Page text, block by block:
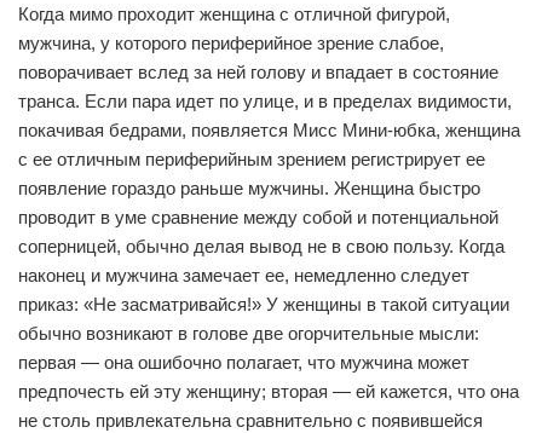
Когда мимо проходит женщина с отличной фигурой,
мужчина, у которого периферийное зрение слабое,
поворачивает вслед за ней голову и впадает в состояние
транса. Если пара идет по улице, и в пределах видимости,
покачивая бедрами, появляется Мисс Мини-юбка, женщина
с ее отличным периферийным зрением регистрирует ее
появление гораздо раньше мужчины. Женщина быстро
проводит в уме сравнение между собой и потенциальной
соперницей, обычно делая вывод не в свою пользу. Когда
наконец и мужчина замечает ее, немедленно следует
приказ: «Не засматривайся!» У женщины в такой ситуации
обычно возникают в голове две огорчительные мысли:
первая — она ошибочно полагает, что мужчина может
предпочесть ей эту женщину; вторая — ей кажется, что она
не столь привлекательна сравнительно с появившейся